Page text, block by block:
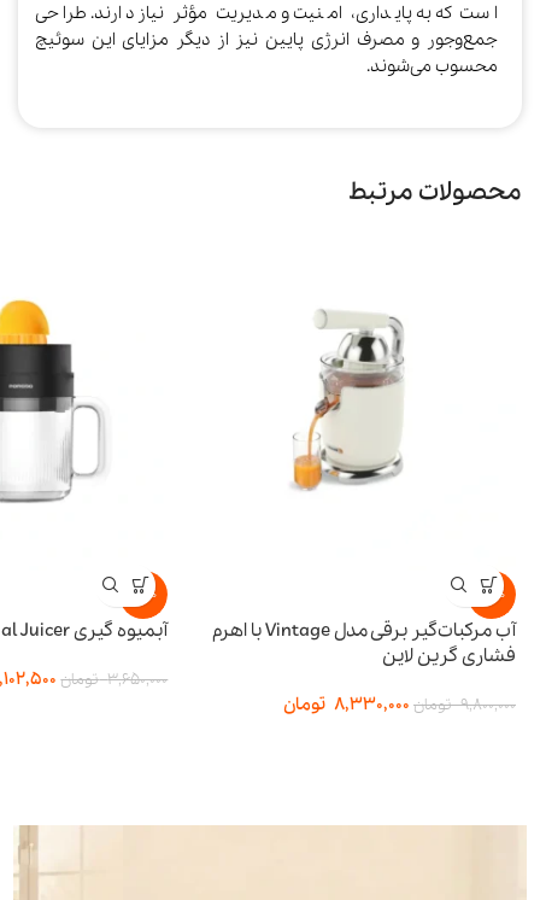
است که به پایداری، امنیت و مدیریت مؤثر نیاز دارند. طراحی
جمع‌وجور و مصرف انرژی پایین نیز از دیگر مزایای این سوئیچ
محسوب می‌شوند.
محصولات مرتبط
-15%
آب مرکبات‌گیر برقی مدل Vintage با اهرم
فشاری گرین لاین
9,800,000 تومان 8,330,000 تومان
-15%
آبمیوه گیری BI-Directional Juicer پرودو
3,650,000 تومان